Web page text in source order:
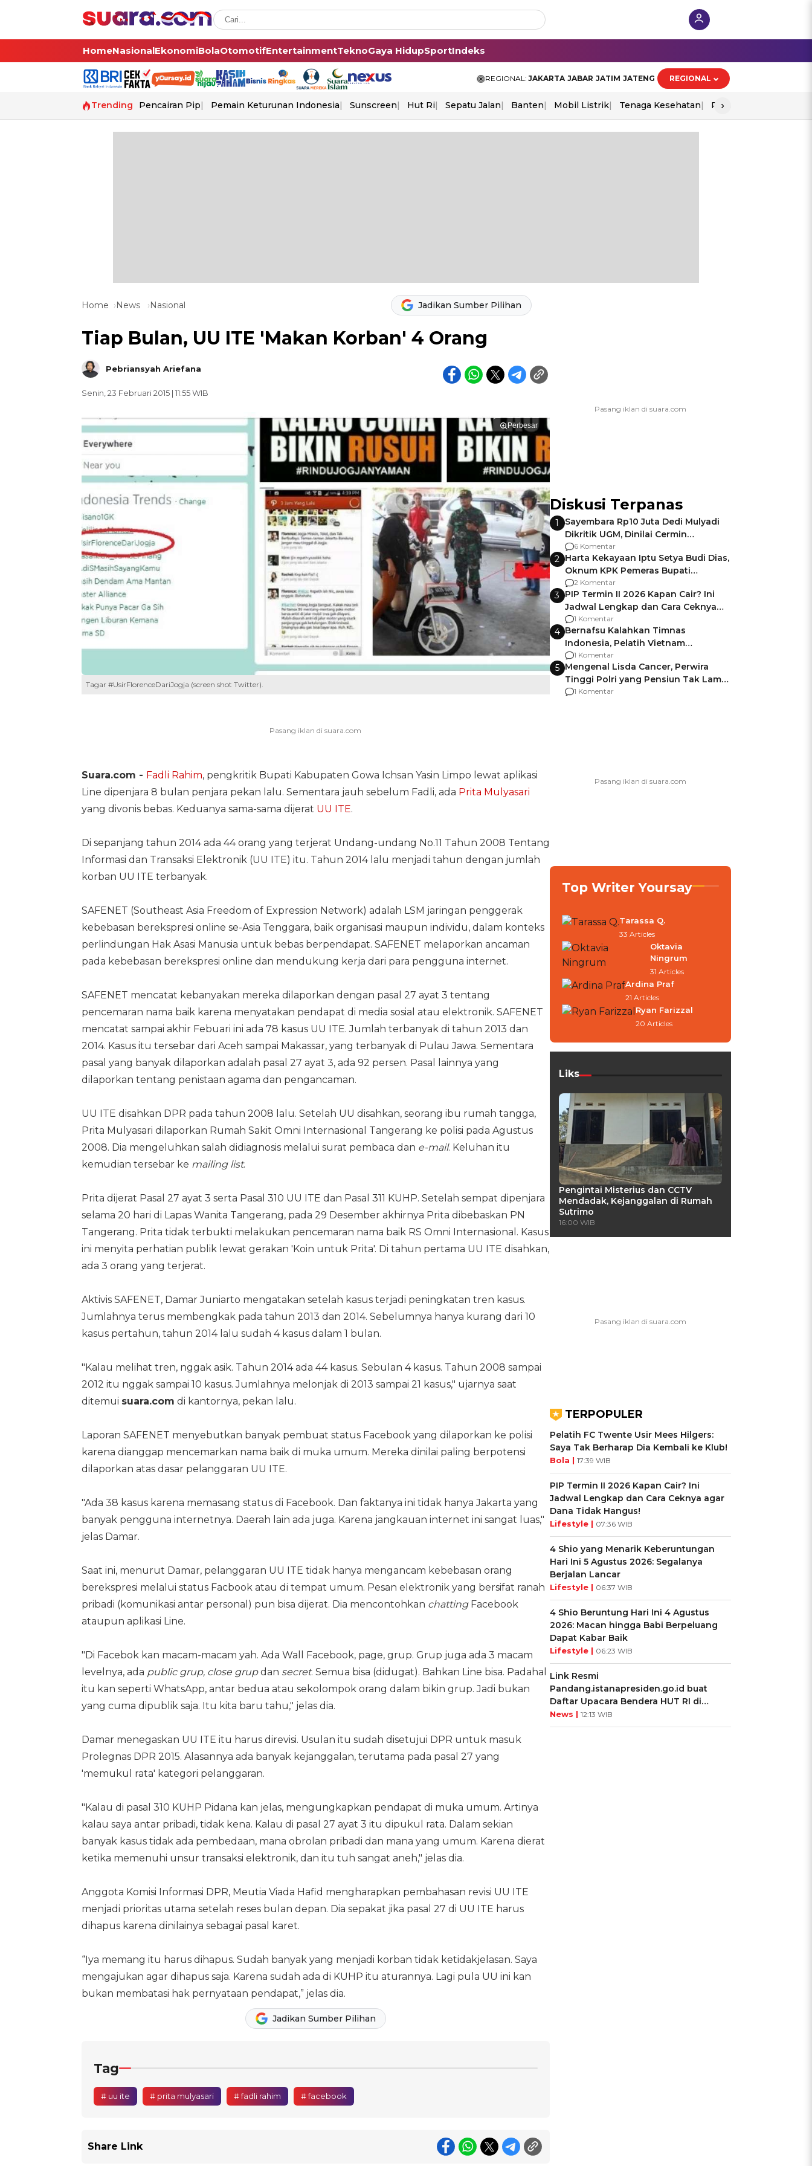
HomeNasionalEkonomiBolaOtomotifEntertainmentTeknoGaya HidupSportIndeks
REGIONAL: JAKARTA JABAR JATIM JATENG REGIONAL
Trending Pencairan Pip Pemain Keturunan Indonesia Sunscreen Hut Ri Sepatu Jalan Banten Mobil Listrik Tenaga Kesehatan Perang As-Iran
›
Home News Nasional Jadikan Sumber Pilihan
Tiap Bulan, UU ITE 'Makan Korban' 4 Orang
Pebriansyah Ariefana
Senin, 23 Februari 2015 | 11:55 WIB
Perbesar
Tagar #UsirFlorenceDariJogja (screen shot Twitter).
Suara.com - Fadli Rahim, pengkritik Bupati Kabupaten Gowa Ichsan Yasin Limpo lewat aplikasi
Line dipenjara 8 bulan penjara pekan lalu. Sementara jauh sebelum Fadli, ada Prita Mulyasari
yang divonis bebas. Keduanya sama-sama dijerat UU ITE.
Di sepanjang tahun 2014 ada 44 orang yang terjerat Undang-undang No.11 Tahun 2008 Tentang
Informasi dan Transaksi Elektronik (UU ITE) itu. Tahun 2014 lalu menjadi tahun dengan jumlah
korban UU ITE terbanyak.
SAFENET (Southeast Asia Freedom of Expression Network) adalah LSM jaringan penggerak
kebebasan berekspresi online se-Asia Tenggara, baik organisasi maupun individu, dalam konteks
perlindungan Hak Asasi Manusia untuk bebas berpendapat. SAFENET melaporkan ancaman
pada kebebasan berekspresi online dan mendukung kerja dari para pengguna internet.
SAFENET mencatat kebanyakan mereka dilaporkan dengan pasal 27 ayat 3 tentang
pencemaran nama baik karena menyatakan pendapat di media sosial atau elektronik. SAFENET
mencatat sampai akhir Febuari ini ada 78 kasus UU ITE. Jumlah terbanyak di tahun 2013 dan
2014. Kasus itu tersebar dari Aceh sampai Makassar, yang terbanyak di Pulau Jawa. Sementara
pasal yang banyak dilaporkan adalah pasal 27 ayat 3, ada 92 persen. Pasal lainnya yang
dilaporkan tentang penistaan agama dan pengancaman.
UU ITE disahkan DPR pada tahun 2008 lalu. Setelah UU disahkan, seorang ibu rumah tangga,
Prita Mulyasari dilaporkan Rumah Sakit Omni Internasional Tangerang ke polisi pada Agustus
2008. Dia mengeluhkan salah didiagnosis melalui surat pembaca dan e-mail. Keluhan itu
kemudian tersebar ke mailing list.
Prita dijerat Pasal 27 ayat 3 serta Pasal 310 UU ITE dan Pasal 311 KUHP. Setelah sempat dipenjara
selama 20 hari di Lapas Wanita Tangerang, pada 29 Desember akhirnya Prita dibebaskan PN
Tangerang. Prita tidak terbukti melakukan pencemaran nama baik RS Omni Internasional. Kasus
ini menyita perhatian publik lewat gerakan 'Koin untuk Prita'. Di tahun pertama UU ITE disahkan,
ada 3 orang yang terjerat.
Aktivis SAFENET, Damar Juniarto mengatakan setelah kasus terjadi peningkatan tren kasus.
Jumlahnya terus membengkak pada tahun 2013 dan 2014. Sebelumnya hanya kurang dari 10
kasus pertahun, tahun 2014 lalu sudah 4 kasus dalam 1 bulan.
"Kalau melihat tren, nggak asik. Tahun 2014 ada 44 kasus. Sebulan 4 kasus. Tahun 2008 sampai
2012 itu nggak sampai 10 kasus. Jumlahnya melonjak di 2013 sampai 21 kasus," ujarnya saat
ditemui suara.com di kantornya, pekan lalu.
Laporan SAFENET menyebutkan banyak pembuat status Facebook yang dilaporkan ke polisi
karena dianggap mencemarkan nama baik di muka umum. Mereka dinilai paling berpotensi
dilaporkan atas dasar pelanggaran UU ITE.
"Ada 38 kasus karena memasang status di Facebook. Dan faktanya ini tidak hanya Jakarta yang
banyak pengguna internetnya. Daerah lain ada juga. Karena jangkauan internet ini sangat luas,"
jelas Damar.
Saat ini, menurut Damar, pelanggaran UU ITE tidak hanya mengancam kebebasan orang
berekspresi melalui status Facbook atau di tempat umum. Pesan elektronik yang bersifat ranah
pribadi (komunikasi antar personal) pun bisa dijerat. Dia mencontohkan chattingFacebook
ataupun aplikasi Line.
"Di Facebok kan macam-macam yah. Ada Wall Facebook, page, grup. Grup juga ada 3 macam
levelnya, ada public grup, close grupdan secret. Semua bisa (didugat). Bahkan Line bisa. Padahal
itu kan seperti WhatsApp, antar bedua atau sekolompok orang dalam bikin grup. Jadi bukan
yang cuma dipublik saja. Itu kita baru tahu," jelas dia.
Damar menegaskan UU ITE itu harus direvisi. Usulan itu sudah disetujui DPR untuk masuk
Prolegnas DPR 2015. Alasannya ada banyak kejanggalan, terutama pada pasal 27 yang
'memukul rata' kategori pelanggaran.
"Kalau di pasal 310 KUHP Pidana kan jelas, mengungkapkan pendapat di muka umum. Artinya
kalau saya antar pribadi, tidak kena. Kalau di pasal 27 ayat 3 itu dipukul rata. Dalam sekian
banyak kasus tidak ada pembedaan, mana obrolan pribadi dan mana yang umum. Karena dierat
ketika memenuhi unsur transaksi elektronik, dan itu tuh sangat aneh," jelas dia.
Anggota Komisi Informasi DPR, Meutia Viada Hafid mengharapkan pembahasan revisi UU ITE
menjadi prioritas utama setelah reses bulan depan. Dia sepakat jika pasal 27 di UU ITE harus
dihapus karena dinilainya sebagai pasal karet.
“Iya memang itu harus dihapus. Sudah banyak yang menjadi korban tidak ketidakjelasan. Saya
mengajukan agar dihapus saja. Karena sudah ada di KUHP itu aturannya. Lagi pula UU ini kan
bukan membatasi hak pernyataan pendapat,” jelas dia.
Jadikan Sumber Pilihan
Tag
# uu ite # prita mulyasari # fadli rahim # facebook
Share Link
Diskusi Terpanas
1
Sayembara Rp10 Juta Dedi Mulyadi
Dikritik UGM, Dinilai Cermin
Gagalnya Negara Jamin Keamanan
6 Komentar
2 Harta Kekayaan Iptu Setya Budi Dias,
Oknum KPK Pemeras Bupati
Pemalang
2 Komentar
3 PIP Termin II 2026 Kapan Cair? Ini
Jadwal Lengkap dan Cara Ceknya
agar Dana Tidak Hangus!
1 Komentar
4 Bernafsu Kalahkan Timnas
Indonesia, Pelatih Vietnam
Berencana Pakai Jimat di Pakansari
1 Komentar
5 Mengenal Lisda Cancer, Perwira
Tinggi Polri yang Pensiun Tak Lama
Usai Jadi Brigjen
1 Komentar
Top Writer Yoursay
Tarassa Q.
33 Articles
Oktavia
Ningrum
31 Articles
Ardina Praf
21 Articles
Ryan Farizzal
20 Articles
Liks
Pengintai Misterius dan CCTV
Mendadak, Kejanggalan di Rumah
Sutrimo
16:00 WIB
TERPOPULER
Pelatih FC Twente Usir Mees Hilgers:
Saya Tak Berharap Dia Kembali ke Klub!
Bola | 17:39 WIB
PIP Termin II 2026 Kapan Cair? Ini
Jadwal Lengkap dan Cara Ceknya agar
Dana Tidak Hangus!
Lifestyle | 07:36 WIB
4 Shio yang Menarik Keberuntungan
Hari Ini 5 Agustus 2026: Segalanya
Berjalan Lancar
Lifestyle | 06:37 WIB
4 Shio Beruntung Hari Ini 4 Agustus
2026: Macan hingga Babi Berpeluang
Dapat Kabar Baik
Lifestyle | 06:23 WIB
Link Resmi
Pandang.istanapresiden.go.id buat
Daftar Upacara Bendera HUT RI di
Istana Negara
News | 12:13 WIB